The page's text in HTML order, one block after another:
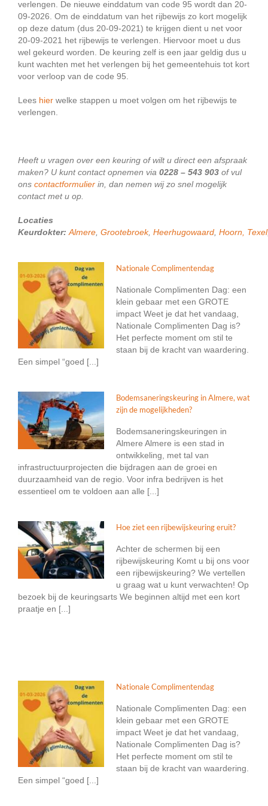
verlengen. De nieuwe einddatum van code 95 wordt dan 20-
09-2026. Om de einddatum van het rijbewijs zo kort mogelijk
op deze datum (dus 20-09-2021) te krijgen dient u net voor
20-09-2021 het rijbewijs te verlengen. Hiervoor moet u dus
wel gekeurd worden. De keuring zelf is een jaar geldig dus u
kunt wachten met het verlengen bij het gemeentehuis tot kort
voor verloop van de code 95.
Lees hierwelke stappen u moet volgen om het rijbewijs te
verlengen.
Heeft u vragen over een keuring of wilt u direct een afspraak
maken? U kunt contact opnemen via 0228 – 543 903 of vul
ons contactformulierin, dan nemen wij zo snel mogelijk
contact met u op.
Locaties
Keurdokter: Almere, Grootebroek, Heerhugowaard, Hoorn, Texel
Nationale Complimentendag
Nationale Complimenten Dag: een
klein gebaar met een GROTE
impact Weet je dat het vandaag,
Nationale Complimenten Dag is?
Het perfecte moment om stil te
staan bij de kracht van waardering.
Een simpel “goed [...]
Bodemsaneringskeuring in Almere, wat
zijn de mogelijkheden?
Bodemsaneringskeuringen in
Almere Almere is een stad in
ontwikkeling, met tal van
infrastructuurprojecten die bijdragen aan de groei en
duurzaamheid van de regio. Voor infra bedrijven is het
essentieel om te voldoen aan alle [...]
Hoe ziet een rijbewijskeuring eruit?
Achter de schermen bij een
rijbewijskeuring Komt u bij ons voor
een rijbewijskeuring? We vertellen
u graag wat u kunt verwachten! Op
bezoek bij de keuringsarts We beginnen altijd met een kort
praatje en [...]
Nationale Complimentendag
Nationale Complimenten Dag: een
klein gebaar met een GROTE
impact Weet je dat het vandaag,
Nationale Complimenten Dag is?
Het perfecte moment om stil te
staan bij de kracht van waardering.
Een simpel “goed [...]